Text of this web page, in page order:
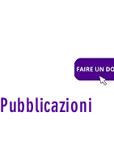
Pubblicazioni